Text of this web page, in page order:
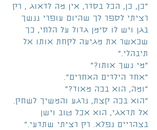
"כן, כן, הכל בסדר, אין מה לדאוג , רק
רציתי לספר לך שהיום עופרי ננשך
בגן ויש לו סימן גדול על הלחי, כך
שכאשר את מגיעה לקחת אותו אל
תיבהלי."
"מי נשך אותו?"
"אחד הילדים האחרים".
"ומה, הוא בכה מאוד?"
"הוא בכה קצת, נרגע והמשיך לשחק.
אל תדאגי, הוא אכל טוב וישן
בצהריים נפלא. רק רציתי שתדעי."